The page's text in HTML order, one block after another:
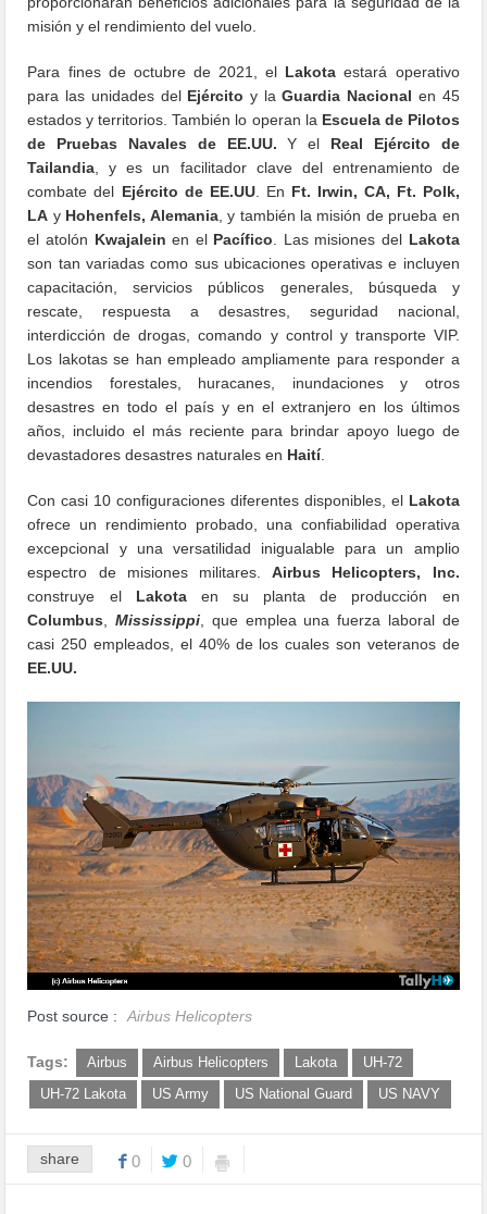
misión y el rendimiento del vuelo.
Para fines de octubre de 2021, el Lakota estará operativo
para las unidades del Ejército y la Guardia Nacional en 45
estados y territorios. También lo operan la Escuela de Pilotos
de Pruebas Navales de EE.UU. Y el Real Ejército de
Tailandia , y es un facilitador clave del entrenamiento de
combate del Ejército de EE.UU. En Ft. Irwin, CA, Ft. Polk,
LA y Hohenfels, Alemania, y también la misión de prueba en
el atolón Kwajalein en el Pacífico . Las misiones del Lakota
son tan variadas como sus ubicaciones operativas e incluyen
capacitación, servicios públicos generales, búsqueda y
rescate, respuesta a desastres, seguridad nacional,
interdicción de drogas, comando y control y transporte VIP.
Los lakotas se han empleado ampliamente para responder a
incendios forestales, huracanes, inundaciones y otros
desastres en todo el país y en el extranjero en los últimos
años, incluido el más reciente para brindar apoyo luego de
devastadores desastres naturales en Haití.
Con casi 10 configuraciones diferentes disponibles, el Lakota
ofrece un rendimiento probado, una confiabilidad operativa
excepcional y una versatilidad inigualable para un amplio
espectro de misiones militares.Airbus Helicopters, Inc.
construye el Lakotaen su planta de producción en
Columbus ,Mississippi , que emplea una fuerza laboral de
casi 250 empleados, el 40% de los cuales son veteranos de
EE.UU.
Post source : Airbus Helicopters
Tags: Airbus Airbus Helicopters Lakota
UH-72
UH-72 Lakota
US Army US National Guard US NAVY
share 0 0